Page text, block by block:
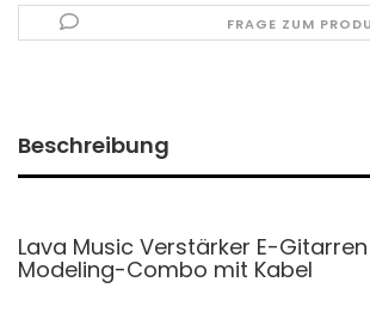
FRAGE ZUM
Beschreibung
Lava Music Verstärker E-
Modeling-Combo mit Kabel